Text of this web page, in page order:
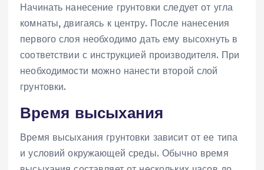
Начинать нанесение грунтовки следует от угла
комнаты, двигаясь к центру. После нанесения
первого слоя необходимо дать ему высохнуть в
соответствии с инструкцией производителя. При
необходимости можно нанести второй слой
грунтовки.
Время высыхания
Время высыхания грунтовки зависит от ее типа
и условий окружающей среды. Обычно время